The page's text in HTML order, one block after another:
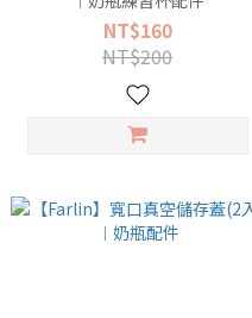
NT$160
NT$200